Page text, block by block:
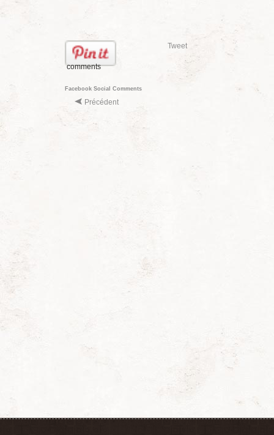
Tweet
comments
Facebook Social Comments
Précédent